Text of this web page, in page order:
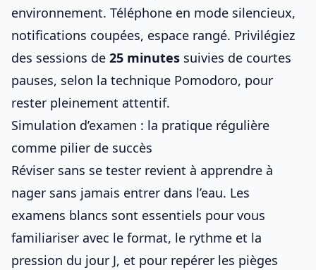
environnement. Téléphone en mode silencieux,
notifications coupées, espace rangé. Privilégiez
des sessions de 25 minutes suivies de courtes
pauses, selon la technique Pomodoro, pour
rester pleinement attentif.
Simulation d’examen : la pratique régulière
comme pilier de succès
Réviser sans se tester revient à apprendre à
nager sans jamais entrer dans l’eau. Les
examens blancs sont essentiels pour vous
familiariser avec le format, le rythme et la
pression du jour J, et pour repérer les pièges